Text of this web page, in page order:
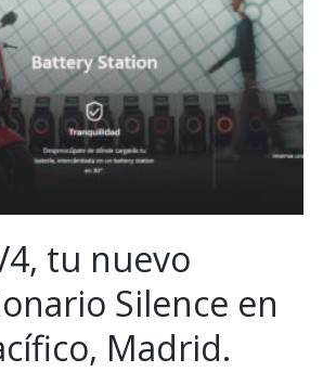
tu nuevo
Silence en
Madrid.